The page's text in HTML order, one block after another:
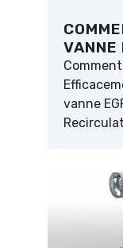
VANNE
vanne